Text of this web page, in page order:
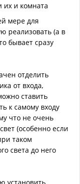
их и комната
мере для
реализовать (а в
бывает сразу
отделить
от входа,
ставить
к самому входу
что не очень
(особенно если
таком
света до него
установить